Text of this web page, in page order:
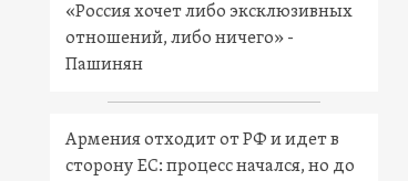
«Россия хочет либо эксклюзивных
отношений, либо ничего» -
Пашинян
Армения отходит от РФ и идет в
сторону ЕС: процесс начался, но до